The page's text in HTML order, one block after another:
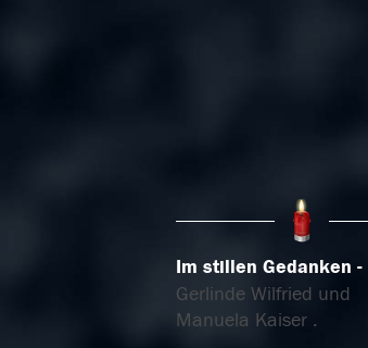
Im stillen Gedanken
Gerlinde Wilfried und
Manuela Kaiser .